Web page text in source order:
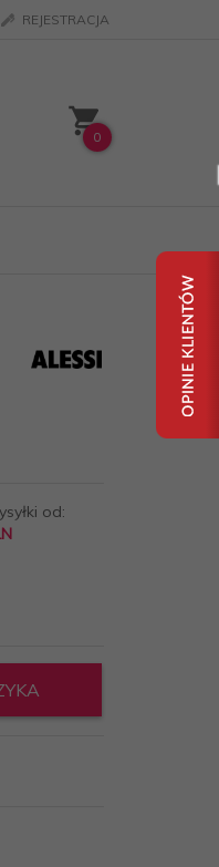
REJESTRACJA
0
od: